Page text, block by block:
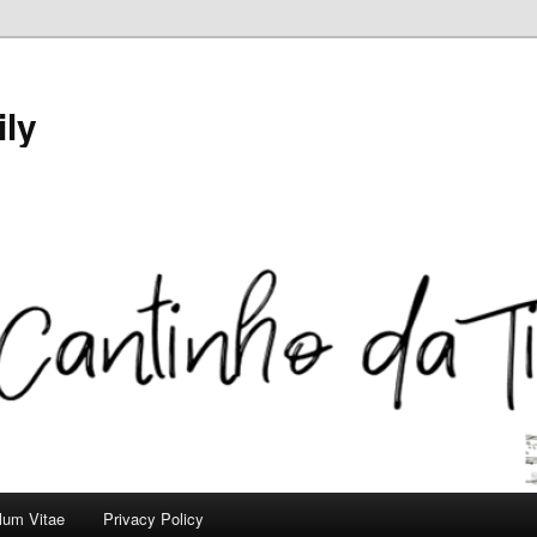
Vitae Privacy Policy